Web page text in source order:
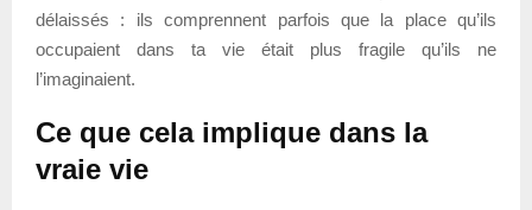
délaissés : ils comprennent parfois que la place qu’ils
occupaient dans ta vie était plus fragile qu’ils ne
l’imaginaient.
Ce que cela implique dans la
vraie vie